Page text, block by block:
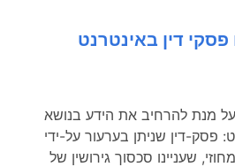
דין באינטרנט
מנת להרחיב את הידע בנושא
פרסום פסקי דין באינטרנט: פסק-דין שניתן בערעור על-ידי
שעניינו סכסוך גירושין של